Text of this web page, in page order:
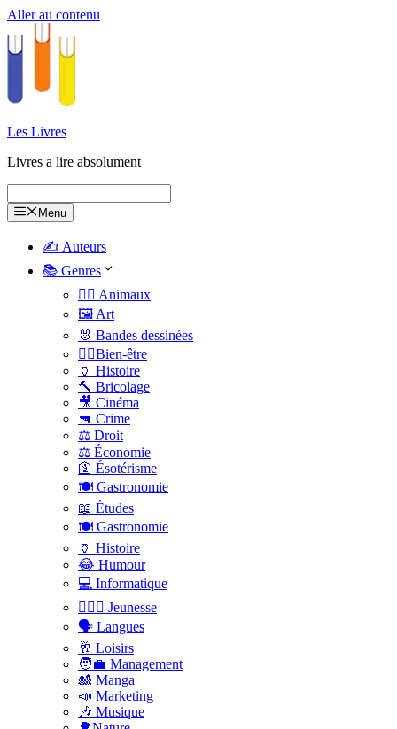
Aller au contenu
Les Livres
Livres a lire absolument
Menu
✍️ Auteurs
📚 Genres
🐕‍🦺 Animaux
🖼️ Art
🐰 Bandes dessinées
🧑‍⚕️Bien-être
🏺 Histoire
🔨 Bricolage
🎥 Cinéma
🔫 Crime
⚖️ Droit
⚖️ Économie
🛐 Ésotérisme
🍽️ Gastronomie
📖 Études
🍽️ Gastronomie
🏺 Histoire
😂 Humour
💻 Informatique
🤸🏽‍♀️ Jeunesse
🗣 Langues
🥂 Loisirs
🧑‍💼 Management
🎎 Manga
📣 Marketing
🎶 Musique